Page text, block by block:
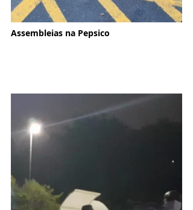
Assembleias na Pepsico